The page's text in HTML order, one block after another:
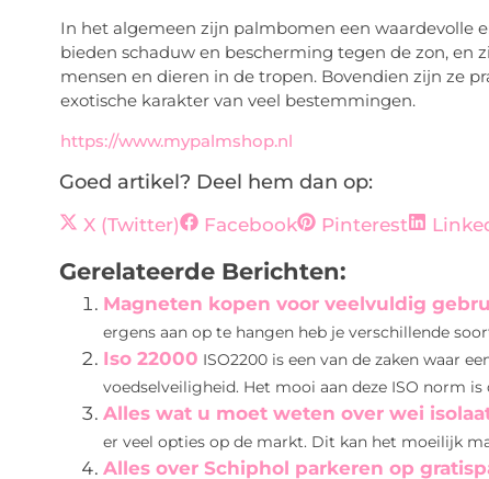
In het algemeen zijn palmbomen een waardevolle
bieden schaduw en bescherming tegen de zon, en
mensen en dieren in de tropen. Bovendien zijn ze
exotische karakter van veel bestemmingen.
https://www.mypalmshop.nl
Goed artikel? Deel hem dan op:
X (Twitter) Facebook Pinterest
Gerelateerde Berichten:
Magneten kopen voor veelvuldig
ergens aan op te hangen heb je verschillende
Iso 22000 ISO2200 is een van de zaken waar
voedselveiligheid. Het mooi aan deze ISO norm is
Alles wat u moet weten over wei
er veel opties op de markt. Dit kan het moeilijk
Alles over Schiphol parkeren op